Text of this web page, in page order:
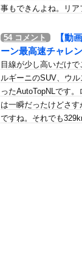
てる動画が拡散されて
本地震直後の日本の
人短小男
、爆笑さ
男のDNA鑑定をする
感染が2000％急増…
途絶え、様々な憶測が
！！！」
事もできんよね。リ
効果あったのかな・・
54 コメント
【動
ーン最高速チャレ
目線が少し高いだけ
ルギーニのSUV、ウ
ったAutoTopNLです。
は一瞬だったけどさ
ですね。それでも